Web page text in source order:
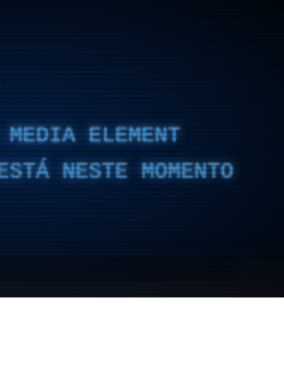
ELEMENT
NESTE MOMENTO